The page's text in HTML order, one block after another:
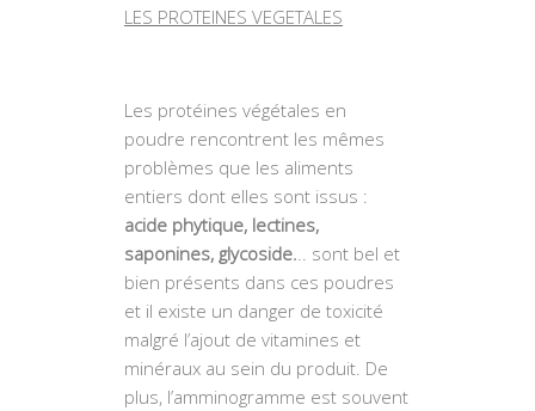
LES PROTEINES VEGETALES
Les protéines végétales en
poudre rencontrent les mêmes
problèmes que les aliments
entiers dont elles sont issus :
acide phytique, lectines,
saponines, glycoside. .. sont bel et
bien présents dans ces poudres
et il existe un danger de toxicité
malgré l’ajout de vitamines et
minéraux au sein du produit. De
plus, l’amminogramme est souvent